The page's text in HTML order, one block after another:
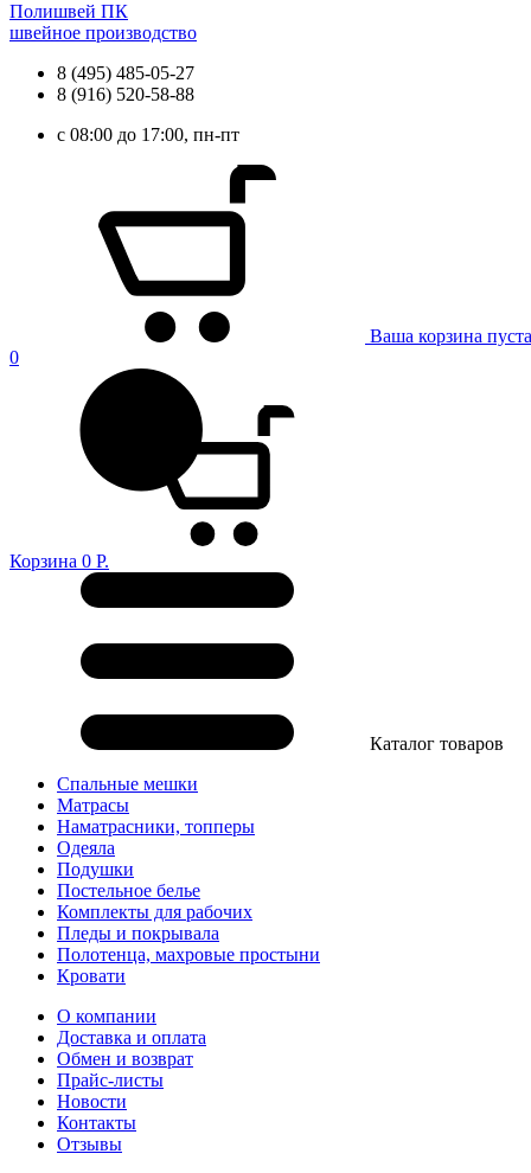
Полишвей ПК
швейное производство
8 (495) 485-05-27
8 (916) 520-58-88
с 08:00 до 17:00, пн-пт
Ваша корзина пуста
0
Корзина 0 Р.
Каталог товаров
Спальные мешки
Матрасы
Наматрасники, топперы
Одеяла
Подушки
Постельное белье
Комплекты для рабочих
Пледы и покрывала
Полотенца, махровые простыни
Кровати
О компании
Доставка и оплата
Обмен и возврат
Прайс-листы
Новости
Контакты
Отзывы